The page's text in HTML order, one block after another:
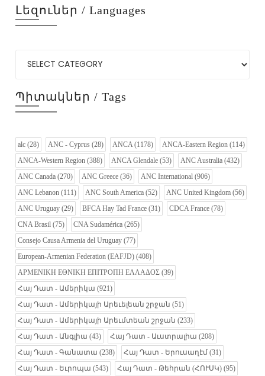
Լեզուներ / Languages
Պիտակներ / Tags
alc (28) ANC - Cyprus (28) ANCA (1178) ANCA-Eastern Region (114)
ANCA-Western Region (388) ANCA Glendale (53) ANC Australia (432)
ANC Canada (270) ANC Greece (36) ANC International (906)
ANC Lebanon (111) ANC South America (52) ANC United Kingdom (56)
ANC Uruguay (29) BFCA Hay Tad France (31) CDCA France (78)
CNA Brasil (75) CNA Sudamérica (265)
Consejo Causa Armenia del Uruguay (77)
European-Armenian Federation (EAFJD) (408)
ΑΡΜΕΝΙΚΗ ΕΘΝΙΚΗ ΕΠΙΤΡΟΠΗ ΕΛΛΑΔΟΣ (39)
Հայ Դատ - Ամերիկա (921)
Հայ Դատ - Ամերիկայի Արեւելեան շրջան (51)
Հայ Դատ - Ամերիկայի Արեւմտեան շրջան (233)
Հայ Դատ - Անգլիա (43) Հայ Դատ - Աւստրալիա (208)
Հայ Դատ - Գանատա (238) Հայ Դատ - Երուսաղէմ (31)
Հայ Դատ - Եւրոպա (543) Հայ Դատ - Թեհրան (ՀՈՒՍԿ) (95)